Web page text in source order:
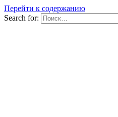
Перейти к содержанию
Search for: